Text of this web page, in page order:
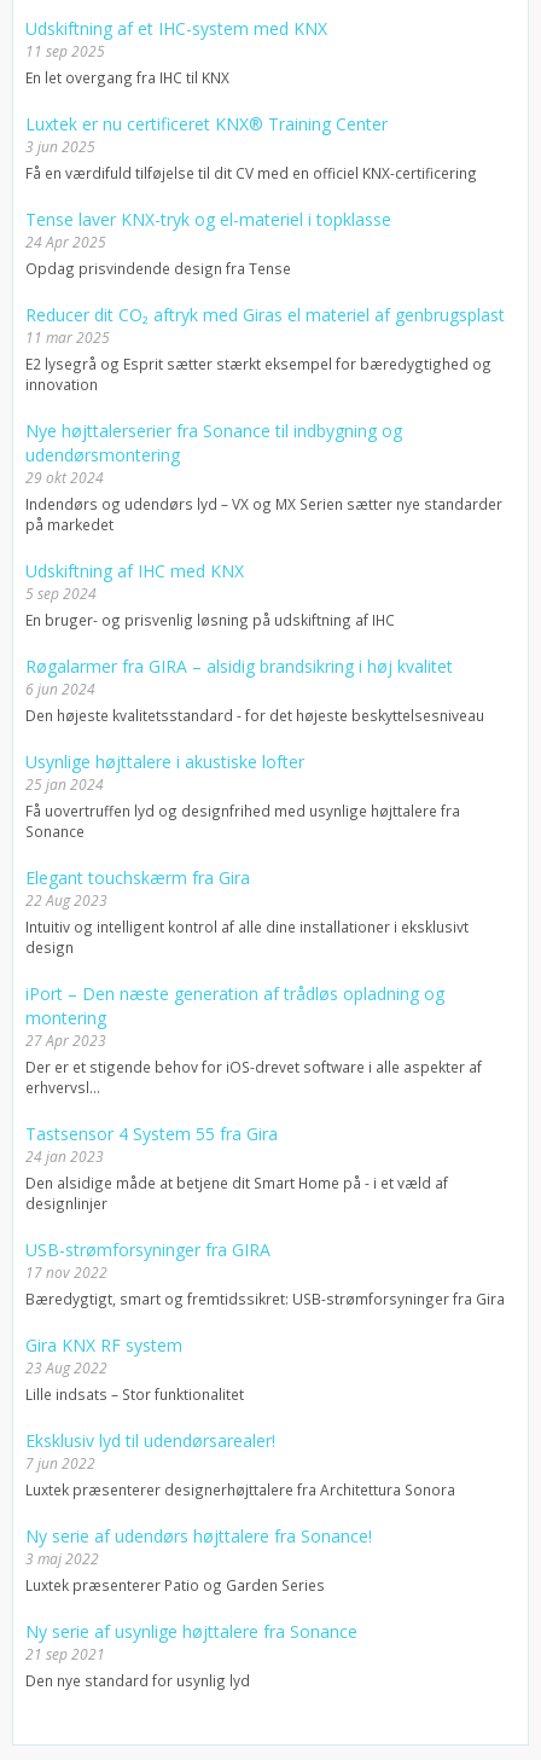
Udskiftning af et IHC-system med KNX
11 sep 2025
En let overgang fra IHC til KNX
Luxtek er nu certificeret KNX® Training Center
3 jun 2025
Få en værdifuld tilføjelse til dit CV med en officiel KNX-certificering
Tense laver KNX-tryk og el-materiel i topklasse
24 Apr 2025
Opdag prisvindende design fra Tense
Reducer dit CO₂ aftryk med Giras el materiel af genbrugsplast
11 mar 2025
E2 lysegrå og Esprit sætter stærkt eksempel for bæredygtighed og
innovation
Nye højttalerserier fra Sonance til indbygning og
udendørsmontering
29 okt 2024
Indendørs og udendørs lyd – VX og MX Serien sætter nye standarder
på markedet
Udskiftning af IHC med KNX
5 sep 2024
En bruger- og prisvenlig løsning på udskiftning af IHC
Røgalarmer fra GIRA – alsidig brandsikring i høj kvalitet
6 jun 2024
Den højeste kvalitetsstandard - for det højeste beskyttelsesniveau
Usynlige højttalere i akustiske lofter
25 jan 2024
Få uovertruffen lyd og designfrihed med usynlige højttalere fra
Sonance
Elegant touchskærm fra Gira
22 Aug 2023
Intuitiv og intelligent kontrol af alle dine installationer i eksklusivt
design
iPort – Den næste generation af trådløs opladning og
montering
27 Apr 2023
Der er et stigende behov for iOS-drevet software i alle aspekter af
erhvervsl...
Tastsensor 4 System 55 fra Gira
24 jan 2023
Den alsidige måde at betjene dit Smart Home på - i et væld af
designlinjer
USB-strømforsyninger fra GIRA
17 nov 2022
Bæredygtigt, smart og fremtidssikret: USB-strømforsyninger fra Gira
Gira KNX RF system
23 Aug 2022
Lille indsats – Stor funktionalitet
Eksklusiv lyd til udendørsarealer!
7 jun 2022
Luxtek præsenterer designerhøjttalere fra Architettura Sonora
Ny serie af udendørs højttalere fra Sonance!
3 maj 2022
Luxtek præsenterer Patio og Garden Series
Ny serie af usynlige højttalere fra Sonance
21 sep 2021
Den nye standard for usynlig lyd